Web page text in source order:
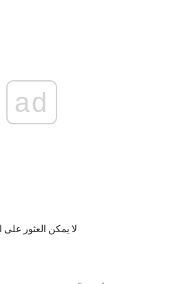
ad
لا يمكن العثور على